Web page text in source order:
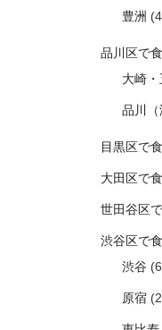
豊洲
品川区で
大崎・
品川（
目黒区で
大田区で
世田谷区
渋谷区で
渋谷
原宿